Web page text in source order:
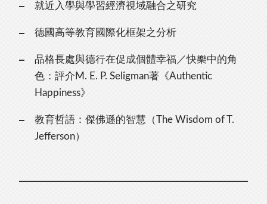
就近入學與學習經濟視域融合之研究
德國高等教育國際化框架之分析
品格長處與德行在促成個體幸福／快樂中的角
色：評介M. E. P. Seligman著《Authentic
Happiness》
教育哲語：傑佛遜的智慧（The Wisdom of T.
Jefferson）